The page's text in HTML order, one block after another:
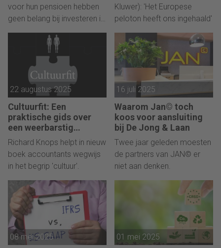
voor hun pensioen hebben
geen belang bij investeren in
AI-proposities'.
Kluwer): 'Het Europese
peloton heeft ons ingehaald'
22 augustus 2025
Cultuurfit: Een
praktische gids over
een weerbarstig
onderwerp
Richard Knops helpt in nieuw
boek accountants wegwijs
in het begrip 'cultuur'.
16 juli 2025
Waarom Jan© toch
koos voor aansluiting
bij De Jong & Laan
Twee jaar geleden moesten
de partners van JAN© er
niet aan denken.
08 mei 2025 01 mei 2025